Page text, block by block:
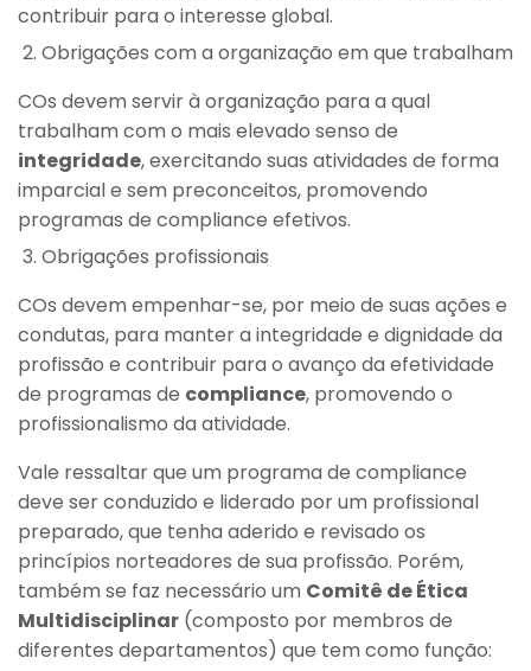
contribuir para o interesse global.
Obrigações com a organização em que trabalham
COs devem servir à organização para a qual
trabalham com o mais elevado senso de
integridade, exercitando suas atividades de forma
imparcial e sem preconceitos, promovendo
programas de compliance efetivos.
Obrigações profissionais
COs devem empenhar-se, por meio de suas ações e
condutas, para manter a integridade e dignidade da
profissão e contribuir para o avanço da efetividade
de programas de compliance, promovendo o
profissionalismo da atividade.
Vale ressaltar que um programa de compliance
deve ser conduzido e liderado por um profissional
preparado, que tenha aderido e revisado os
princípios norteadores de sua profissão. Porém,
também se faz necessário um Comitê de Ética
Multidisciplinar (composto por membros de
diferentes departamentos) que tem como função: